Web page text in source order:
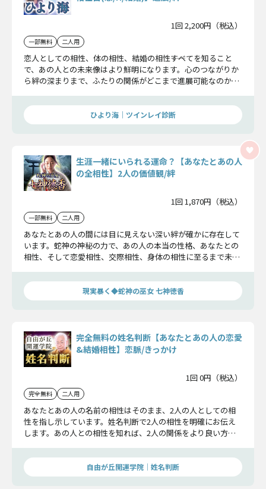
1回 2,200円（税込）
一部無料 二人用
恋人としての相性、体の相性、結婚の相性――すべてを知ること
で、あの人との未来像はより鮮明になります。心のつながりか
ら絆の深まりまで、ふたりの関係がどこまで進展可能なのかを
ひより海｜ツインレイ診断
生涯一緒にいられる運命？【あなたとあの人
の全相性】2人の価値観/絆
1回 1,870円（税込）
一部無料 二人用
あなたとあの人の間には目に見えない深い絆が確かに存在して
います。蛇神の神秘の力で、あの人の本当の性格、あなたとの
相性、そして恋愛相性、交際相性、身体の相性に至るまで未来
現実暴く◆蛇神の巫女 七神徳香
完全無料の姓名判断【あなたとあの人の恋愛
&結婚相性】恋脈/きっかけ
1回 0円（税込）
完全無料 二人用
あなたとあの人の名前の相性はそのまま、2人の人としての相
性を指し示しています。姓名判断で2人の相性を明確にお伝え
します。あの人との相性を知れば、2人の関係をより良い方へ
自由が丘開運学院│姓名判断